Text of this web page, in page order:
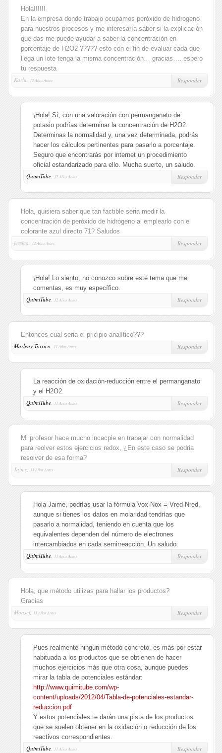
Hola!!!!!!
En la empresa donde trabajo ocupamos peróxido de hidrogeno
para nuestros procesos y me interesaría saber si la explicación
que das me puede ayudar a saber la concentración en
porcentaje de H2O2 ????? esto con el fin de evaluar cada que
llega un lote tenga la misma concentración… gracias…. espero
tu respuesta
Karla,
12 Años Antes Responder
¡Hola! Sí, con una valoración con permanganato de
potasio podrías determinar la concentración de H2O2.
Determinas la normalidad y, una vez determinada, podrás
hacer los cálculos pertinentes para pasarlo a porcentaje.
Seguro que encontrarás por internet un procedimiento
oficial estandarizado para ello. Mucha suerte, un saludo.
QuimiTube, 12 Años Antes Responder
Hola, quisiera saber que tan factible seria medir la
concentración de peróxido de hidrógeno al emplearlo con el
colorante azul directo 71? Saludos
jessica,
12 Años Antes Responder
¡Hola! Lo siento, no conozco sobre este tema que me
comentas, es muy específico.
QuimiTube, 12 Años Antes Responder
Entonces cual seria el pricipio analítico???
Marleny Torrico, 11 Años Antes Responder
La reacción de oxidación-reducción entre el permanganato
y el H2O2.
QuimiTube, 11 Años Antes Responder
Mi profesor hace mucho incacpie en trabajar con normalidad
para reolver estos ejercicios redox, ¿En este caso se podria
resolver de esa forma?
Jaime,
11 Años Antes Responder
Hola Jaime, podrías usar la fórmula Vox·Nox = Vred·Nred,
aunque si tienes los datos en molaridad tendrías que
pasarlo a normalidad, teniendo en cuenta que los
equivalentes dependen del número de electrones
intercambiados en cada semirreacción. Un saludo.
QuimiTube, 11 Años Antes Responder
Hola, que método utilizas para hallar los productos?
Gracias
Monsef,
11 Años Antes Responder
Pues realmente ningún método concreto, es más por estar
habituada a los productos que se obtienen de hacer
muchos ejercicios más que otra cosa, aunque puedes
mirar la tabla de potenciales estándar:
http://www.quimitube.com/wp-
content/uploads/2012/04/Tabla-de-potenciales-estandar-
reduccion.pdf
Y estos potenciales te darán una pista de los productos
que se suelen obtener en la oxidación o reducción de los
reactivos correspondientes.
QuimiTube, 11 Años Antes Responder